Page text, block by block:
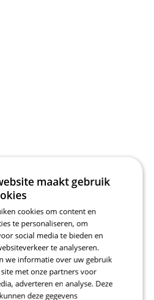
maakt gebruik
cookies om content en
te personaliseren, om
social media te bieden en
te analyseren.
we informatie over uw gebruik
met onze partners voor
adverteren en analyse. Deze
deze gegevens